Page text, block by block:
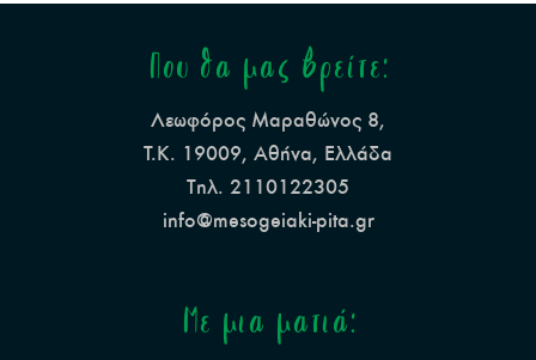
Που θα μας βρείτε:
Λεωφόρος Μαραθώνος 8,
Τ.Κ. 19009, Αθήνα, Ελλάδα
Τηλ. 2110122305
info@mesogeiaki-pita.gr
Με μια ματιά: